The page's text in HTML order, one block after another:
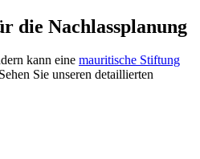
die Nachlassplanung
kann eine mauritische Stiftung
Sie unseren detaillierten